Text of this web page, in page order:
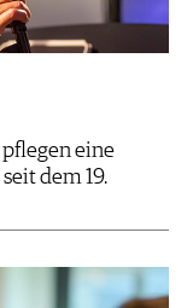
eine
dem 19.